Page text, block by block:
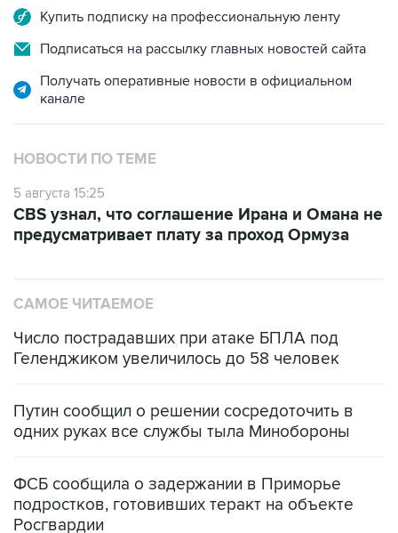
Купить подписку на профессиональную ленту
Подписаться на рассылку главных новостей сайта
Получать оперативные новости в официальном
канале
НОВОСТИ ПО ТЕМЕ
5 августа 15:25
CBS узнал, что соглашение Ирана и Омана не
предусматривает плату за проход Ормуза
САМОЕ ЧИТАЕМОЕ
Число пострадавших при атаке БПЛА под
Геленджиком увеличилось до 58 человек
Путин сообщил о решении сосредоточить в
одних руках все службы тыла Минобороны
ФСБ сообщила о задержании в Приморье
подростков, готовивших теракт на объекте
Росгвардии